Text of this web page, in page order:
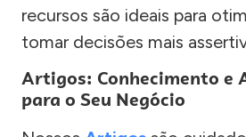
recursos são ideais para
tomar decisões mais
Artigos: Conhecimento e
para o Seu Negócio